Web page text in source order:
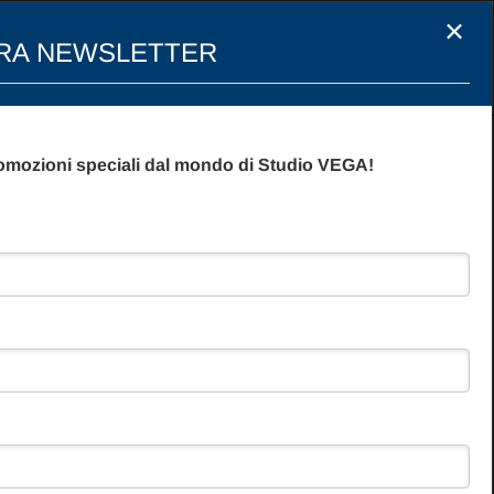
RICHIEDI INFORMAZIONI
×
NEWSLETTER
speciali dal mondo di Studio VEGA!
-